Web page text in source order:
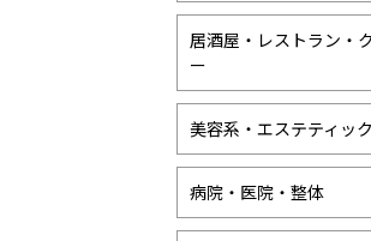
居酒屋・レストラン・
ー
美容系・エステティッ
病院・医院・整体